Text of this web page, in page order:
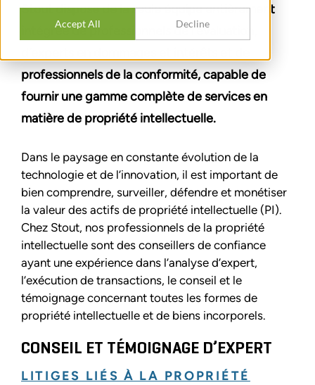
Accept All Decline
Stout dispose de la seule équipe entièrement
intégrée de professionnels de l’évaluation,
professionnels de la conformité, capable de
fournir une gamme complète de services en
matière de propriété intellectuelle.
Dans le paysage en constante évolution de la
technologie et de l’innovation, il est important de
bien comprendre, surveiller, défendre et monétiser
la valeur des actifs de propriété intellectuelle (PI).
Chez Stout, nos professionnels de la propriété
intellectuelle sont des conseillers de confiance
ayant une expérience dans l’analyse d’expert,
l’exécution de transactions, le conseil et le
témoignage concernant toutes les formes de
propriété intellectuelle et de biens incorporels.
CONSEIL ET TÉMOIGNAGE D’EXPERT
LITIGES LIÉS À LA PROPRIÉTÉ